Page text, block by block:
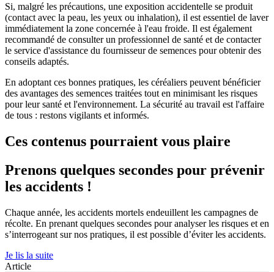
Si, malgré les précautions, une exposition accidentelle se produit
(contact avec la peau, les yeux ou inhalation), il est essentiel de laver
immédiatement la zone concernée à l'eau froide. Il est également
recommandé de consulter un professionnel de santé et de contacter
le service d'assistance du fournisseur de semences pour obtenir des
conseils adaptés.
En adoptant ces bonnes pratiques, les céréaliers peuvent bénéficier
des avantages des semences traitées tout en minimisant les risques
pour leur santé et l'environnement. La sécurité au travail est l'affaire
de tous : restons vigilants et informés.
Ces contenus pourraient vous plaire
Prenons quelques secondes pour prévenir
les accidents !
Chaque année, les accidents mortels endeuillent les campagnes de
récolte. En prenant quelques secondes pour analyser les risques et en
s’interrogeant sur nos pratiques, il est possible d’éviter les accidents.
Je lis la suite
Article